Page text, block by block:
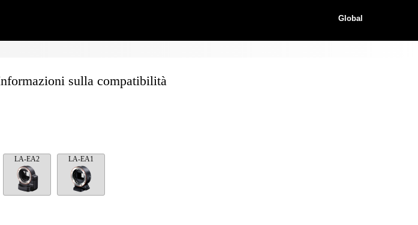
Global
sulla compatibilità
LA-EA2 LA-EA1